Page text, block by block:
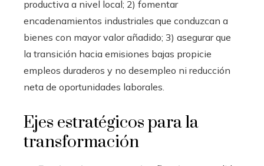
productiva a nivel local; 2) fomentar
encadenamientos industriales que conduzcan a
bienes con mayor valor añadido; 3) asegurar que
la transición hacia emisiones bajas propicie
empleos duraderos y no desempleo ni reducción
neta de oportunidades laborales.
Ejes estratégicos para la
transformación